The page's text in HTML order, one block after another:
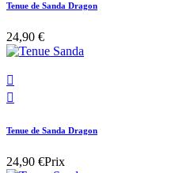
Tenue de Sanda Dragon
24,90 €


Tenue de Sanda Dragon
24,90 €Prix